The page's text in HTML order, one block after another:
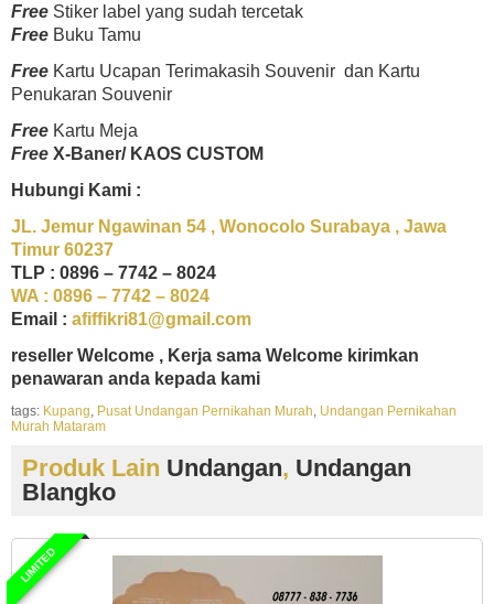
Free Stiker label yang sudah tercetak
Free Buku Tamu
Free Kartu Ucapan Terimakasih Souvenir dan Kartu
Penukaran Souvenir
Free Kartu Meja
Free X-Baner/ KAOS CUSTOM
Hubungi Kami :
JL. Jemur Ngawinan 54 , Wonocolo Surabaya , Jawa
Timur 60237
TLP : 0896 – 7742 – 8024
WA : 0896 – 7742 – 8024
Email : afiffikri81@gmail.com
reseller Welcome , Kerja sama Welcome kirimkan
penawaran anda kepada kami
tags: Kupang, Pusat Undangan Pernikahan Murah, Undangan Pernikahan
Murah Mataram
Produk Lain Undangan, Undangan
Blangko
LIMITED